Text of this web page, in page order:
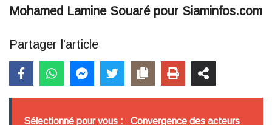
Mohamed Lamine Souaré pour Siaminfos.com
Partager l'article
Sélectionné pour vous : Convergence des acteurs